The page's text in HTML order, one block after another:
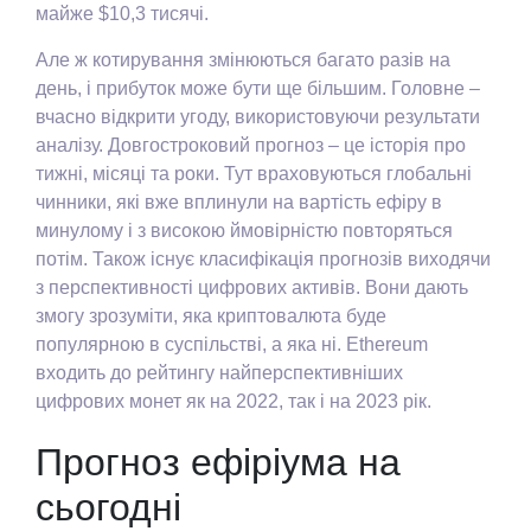
майже $10,3 тисячі.
Але ж котирування змінюються багато разів на
день, і прибуток може бути ще більшим. Головне –
вчасно відкрити угоду, використовуючи результати
аналізу. Довгостроковий прогноз – це історія про
тижні, місяці та роки. Тут враховуються глобальні
чинники, які вже вплинули на вартість ефіру в
минулому і з високою ймовірністю повторяться
потім. Також існує класифікація прогнозів виходячи
з перспективності цифрових активів. Вони дають
змогу зрозуміти, яка криптовалюта буде
популярною в суспільстві, а яка ні. Ethereum
входить до рейтингу найперспективніших
цифрових монет як на 2022, так і на 2023 рік.
Прогноз ефіріума на
сьогодні